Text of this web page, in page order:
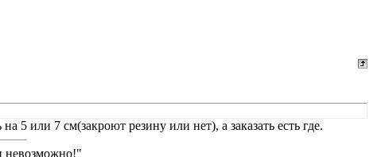
5 или 7 см(закроют резину или нет), а заказать есть где.
невозможно!"